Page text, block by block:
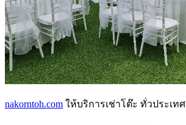
nakorntoh.com ให้บริการเช่าโต๊ะ ทั่วประเทศ